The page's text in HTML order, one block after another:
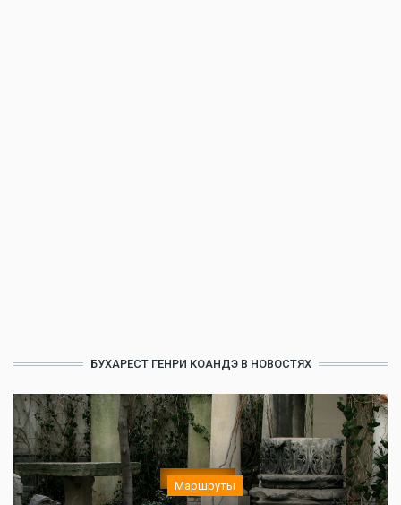
БУХАРЕСТ ГЕНРИ КОАНДЭ В НОВОСТЯХ
Маршруты